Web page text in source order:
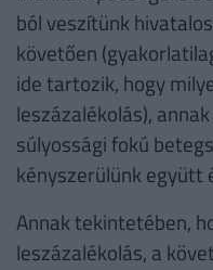
ból veszítünk
követően
ide tartozik, hogy
leszázalékolás),
súlyossági fokú
kényszerülünk együtt
Annak tekintetében,
leszázalékolás, a